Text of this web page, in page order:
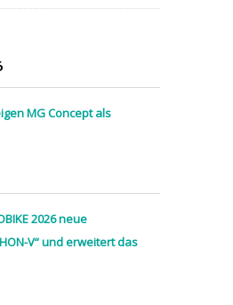
MG Concept als
2026 neue
V“ und erweitert das